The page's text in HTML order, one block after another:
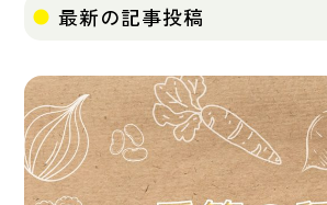
最新の記事投稿